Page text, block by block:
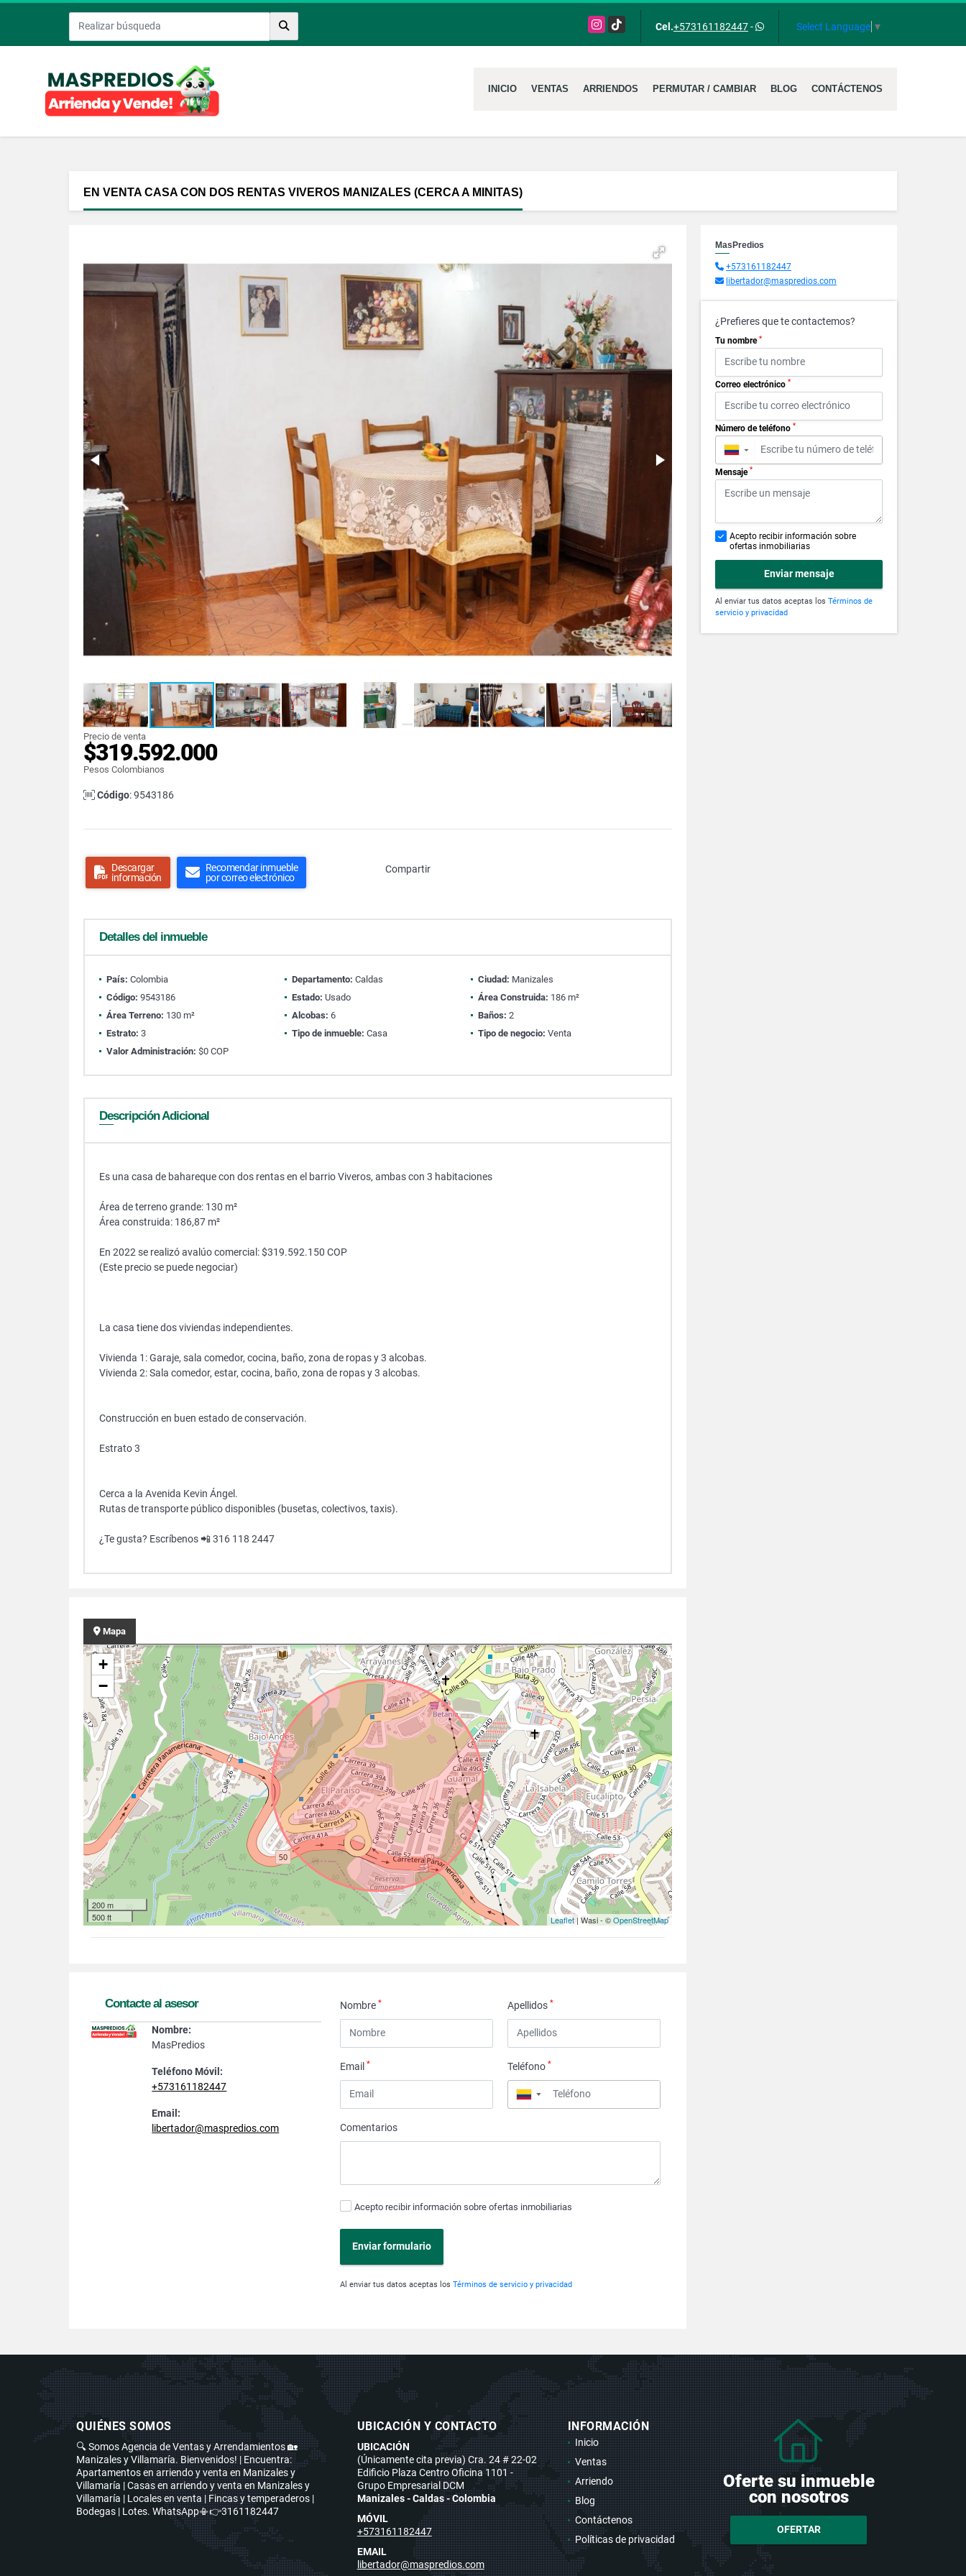
Instagram
TikTok Cel.+573161182447- Select Language ▼
INICIO VENTAS ARRIENDOS PERMUTAR / CAMBIAR BLOG CONTÁCTENOS
EN VENTA CASA CON DOS RENTAS VIVEROS MANIZALES (CERCA A MINITAS)
Precio de venta
$319.592.000
Pesos Colombianos
Código: 9543186
Descargar
información
Recomendar inmueble
por correo electrónico
Compartir
Detalles del inmueble
País: Colombia Departamento: Caldas Ciudad: Manizales
Código: 9543186 Estado: Usado Área Construida: 186 m²
Área Terreno: 130 m² Alcobas: 6 Baños: 2
Estrato: 3 Tipo de inmueble: Casa Tipo de negocio: Venta
Valor Administración: $0 COP
Descripción Adicional
Es una casa de bahareque con dos rentas en el barrio Viveros, ambas con 3 habitaciones
Área de terreno grande: 130 m²
Área construida: 186,87 m²
En 2022 se realizó avalúo comercial: $319.592.150 COP
(Este precio se puede negociar)
La casa tiene dos viviendas independientes.
Vivienda 1: Garaje, sala comedor, cocina, baño, zona de ropas y 3 alcobas.
Vivienda 2: Sala comedor, estar, cocina, baño, zona de ropas y 3 alcobas.
Construcción en buen estado de conservación.
Estrato 3
Cerca a la Avenida Kevin Ángel.
Rutas de transporte público disponibles (busetas, colectivos, taxis).
¿Te gusta? Escríbenos 📲 316 118 2447
Mapa
+
−
200 m
500 ft
Leaflet| Wasi - ©OpenStreetMap
Contacte al asesor
Nombre:
MasPredios
Teléfono Móvil:
+573161182447
Email:
libertador@maspredios.com
Nombre* Apellidos*
Email* Teléfono*
▼
Comentarios
Acepto recibir información sobre ofertas inmobiliarias
Enviar formulario
Al enviar tus datos aceptas losTérminos de servicio y privacidad
MasPredios
+573161182447
libertador@maspredios.com
¿Prefieres que te contactemos?
Tu nombre *
Correo electrónico *
Número de teléfono *
▼
Mensaje *
Acepto recibir información sobre
ofertas inmobiliarias
Enviar mensaje
Al enviar tus datos aceptas los Términos de
servicio y privacidad
QUIÉNES SOMOS
🔍 Somos Agencia de Ventas y Arrendamientos 🏡
Manizales y Villamaría. Bienvenidos! | Encuentra:
Apartamentos en arriendo y venta en Manizales y
Villamaría | Casas en arriendo y venta en Manizales y
Villamaría | Locales en venta | Fincas y temperaderos |
Bodegas | Lotes. WhatsApp📳👉3161182447
UBICACIÓN Y CONTACTO
UBICACIÓN
(Únicamente cita previa) Cra. 24 # 22-02
Edificio Plaza Centro Oficina 1101 -
Grupo Empresarial DCM
Manizales - Caldas - Colombia
MÓVIL
+573161182447
EMAIL
libertador@maspredios.com
INFORMACIÓN
Inicio
Ventas
Arriendo
Blog
Contáctenos
Políticas de privacidad
Oferte su inmueble
con nosotros
OFERTAR